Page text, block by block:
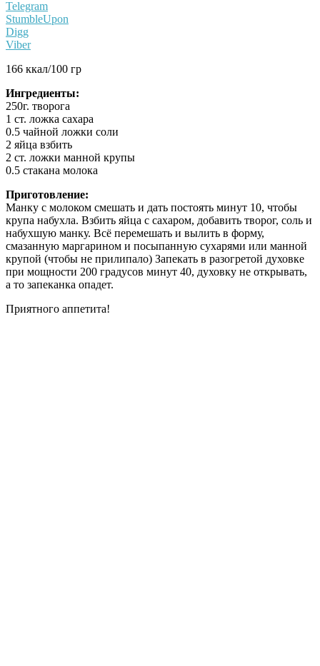
Telegram
StumbleUpon
Digg
Viber
166 ккал/100 гр
Ингредиенты:
250г. творога
1 ст. ложка сахара
0.5 чайной ложки соли
2 яйца взбить
2 ст. ложки манной крупы
0.5 стакана молока
Приготовление:
Манку с молоком смешать и дать постоять минут 10, чтобы
крупа набухла. Взбить яйца с сахаром, добавить творог, соль и
набухшую манку. Всё перемешать и вылить в форму,
смазанную маргарином и посыпанную сухарями или манной
крупой (чтобы не прилипало) Запекать в разогретой духовке
при мощности 200 градусов минут 40, духовку не открывать,
а то запеканка опадет.
Приятного аппетита!